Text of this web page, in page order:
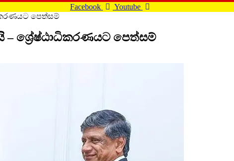
Facebook
Youtube
පෙත්සම්
ශ්‍රේෂ්ඨාධිකරණයට පෙත්සම්